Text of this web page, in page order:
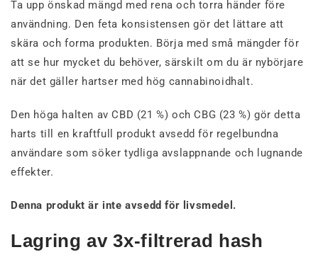
Ta upp önskad mängd med rena och torra händer före
användning. Den feta konsistensen gör det lättare att
skära och forma produkten. Börja med små mängder för
att se hur mycket du behöver, särskilt om du är nybörjare
när det gäller hartser med hög cannabinoidhalt.
Den höga halten av CBD (21 %) och CBG (23 %) gör detta
harts till en kraftfull produkt avsedd för regelbundna
användare som söker tydliga avslappnande och lugnande
effekter.
Denna produkt är inte avsedd för livsmedel.
Lagring av 3x-filtrerad hash